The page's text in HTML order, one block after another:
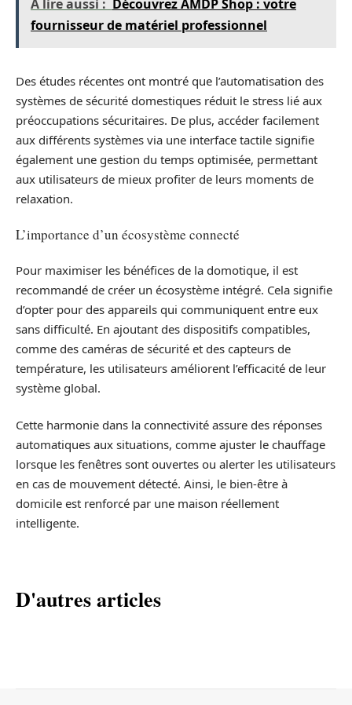
A lire aussi : Découvrez AMDP Shop : votre
fournisseur de matériel professionnel
Des études récentes ont montré que l’automatisation des
systèmes de sécurité domestiques réduit le stress lié aux
préoccupations sécuritaires. De plus, accéder facilement
aux différents systèmes via une interface tactile signifie
également une gestion du temps optimisée, permettant
aux utilisateurs de mieux profiter de leurs moments de
relaxation.
L’importance d’un écosystème connecté
Pour maximiser les bénéfices de la domotique, il est
recommandé de créer un écosystème intégré. Cela signifie
d’opter pour des appareils qui communiquent entre eux
sans difficulté. En ajoutant des dispositifs compatibles,
comme des caméras de sécurité et des capteurs de
température, les utilisateurs améliorent l’efficacité de leur
système global.
Cette harmonie dans la connectivité assure des réponses
automatiques aux situations, comme ajuster le chauffage
lorsque les fenêtres sont ouvertes ou alerter les utilisateurs
en cas de mouvement détecté. Ainsi, le bien-être à
domicile est renforcé par une maison réellement
intelligente.
D'autres articles